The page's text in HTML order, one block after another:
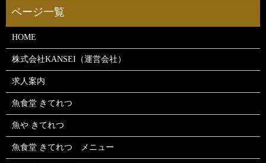
HOME
株式会社KANSEI（運営会社）
求人案内
魚食堂 きてれつ
魚や きてれつ
魚食堂 きてれつ メニュー